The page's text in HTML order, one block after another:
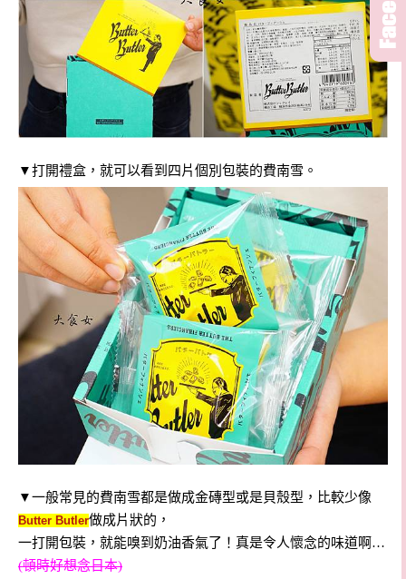
▼打開禮盒，就可以看到四片個別包裝的費南雪。
▼一般常見的費南雪都是做成金磚型或是貝殼型，比較少像
Butter Butler做成片狀的，
一打開包裝，就能嗅到奶油香氣了！真是令人懷念的味道啊…
(頓時好想念日本)